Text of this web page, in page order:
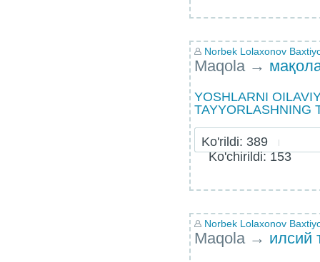
Norbek Lolaxonov
Maqola →
YOSHLARNI
TAYYORLASHNING
Ko'rildi: 389
Ko'chirildi: 153
Norbek Lolaxonov
Maqola → илсий